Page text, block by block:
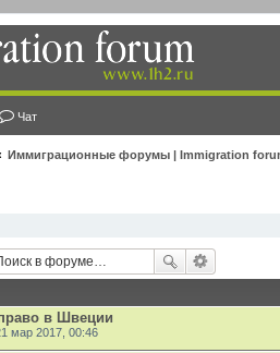
Чат
Иммиграционные форумы | Immigration
в Швеции
мар 2017, 00:46